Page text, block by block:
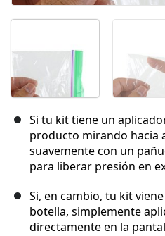
Si tu kit tiene un
producto mirando hacia
suavemente con un
para liberar presión en
Si, en cambio, tu kit
botella, simplemente
directamente en la